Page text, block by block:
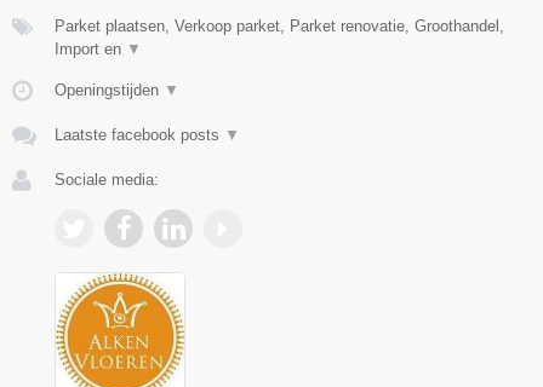
Parket plaatsen, Verkoop parket, Parket renovatie, Groothandel,
Import en ▼
Openingstijden ▼
Laatste facebook posts ▼
Sociale media: